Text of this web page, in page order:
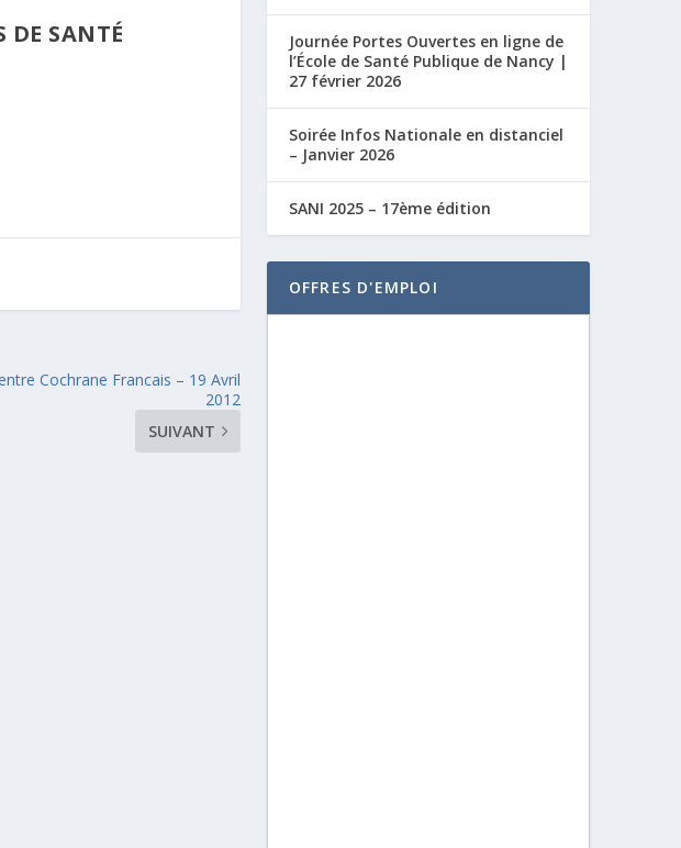
DE SANTÉ
Cochrane Francais – 19 Avril
2012
SUIVANT
Journée Portes Ouvertes en ligne de
l’École de Santé Publique de Nancy |
27 février 2026
Soirée Infos Nationale en distanciel
– Janvier 2026
SANI 2025 – 17ème édition
OFFRES D'EMPLOI